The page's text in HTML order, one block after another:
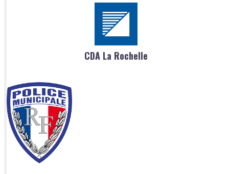
CDA La Rochelle